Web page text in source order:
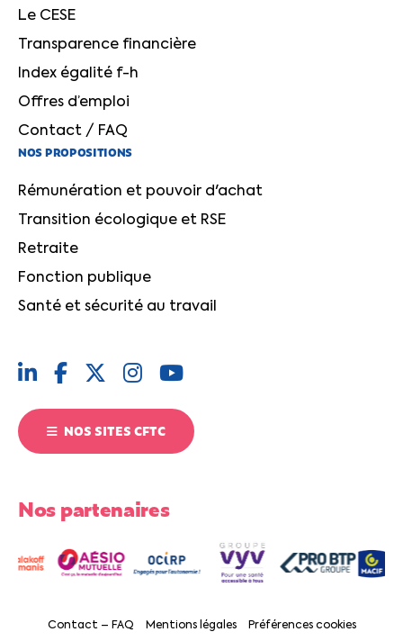
Le CESE
Transparence financière
Index égalité f-h
Offres d’emploi
Contact / FAQ
NOS PROPOSITIONS
Rémunération et pouvoir d'achat
Transition écologique et RSE
Retraite
Fonction publique
Santé et sécurité au travail
NOS SITES CFTC
Nos partenaires
Contact – FAQ Mentions légales Préférences cookies